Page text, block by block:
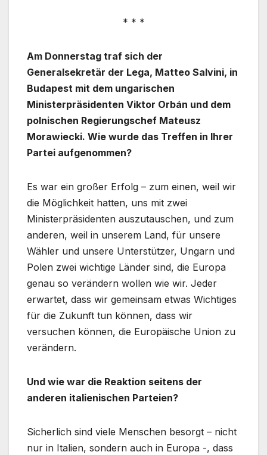
* * *
Am Donnerstag traf sich der
Generalsekretär der Lega, Matteo Salvini, in
Budapest mit dem ungarischen
Ministerpräsidenten Viktor Orbán und dem
polnischen Regierungschef Mateusz
Morawiecki. Wie wurde das Treffen in Ihrer
Partei aufgenommen?
Es war ein großer Erfolg – zum einen, weil wir
die Möglichkeit hatten, uns mit zwei
Ministerpräsidenten auszutauschen, und zum
anderen, weil in unserem Land, für unsere
Wähler und unsere Unterstützer, Ungarn und
Polen zwei wichtige Länder sind, die Europa
genau so verändern wollen wie wir. Jeder
erwartet, dass wir gemeinsam etwas Wichtiges
für die Zukunft tun können, dass wir
versuchen können, die Europäische Union zu
verändern.
Und wie war die Reaktion seitens der
anderen italienischen Parteien?
Sicherlich sind viele Menschen besorgt – nicht
nur in Italien, sondern auch in Europa -, dass